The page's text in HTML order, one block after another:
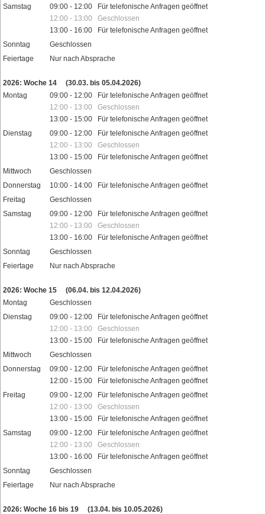
Samstag
09:00 - 12:00 Für telefonische Anfragen geöffnet
12:00 - 13:00 Geschlossen
13:00 - 16:00 Für telefonische Anfragen geöffnet
Sonntag
Geschlossen
Feiertage
Nur nach Absprache
2026: Woche 14
(30.03. bis 05.04.2026)
Montag
09:00 - 12:00 Für telefonische Anfragen geöffnet
12:00 - 13:00 Geschlossen
13:00 - 15:00 Für telefonische Anfragen geöffnet
Dienstag
09:00 - 12:00 Für telefonische Anfragen geöffnet
12:00 - 13:00 Geschlossen
13:00 - 15:00 Für telefonische Anfragen geöffnet
Mittwoch
Geschlossen
Donnerstag
10:00 - 14:00 Für telefonische Anfragen geöffnet
Freitag
Geschlossen
Samstag
09:00 - 12:00 Für telefonische Anfragen geöffnet
12:00 - 13:00 Geschlossen
13:00 - 16:00 Für telefonische Anfragen geöffnet
Sonntag
Geschlossen
Feiertage
Nur nach Absprache
2026: Woche 15
(06.04. bis 12.04.2026)
Montag
Geschlossen
Dienstag
09:00 - 12:00 Für telefonische Anfragen geöffnet
12:00 - 13:00 Geschlossen
13:00 - 15:00 Für telefonische Anfragen geöffnet
Mittwoch
Geschlossen
Donnerstag
09:00 - 12:00 Für telefonische Anfragen geöffnet
12:00 - 15:00 Für telefonische Anfragen geöffnet
Freitag
09:00 - 12:00 Für telefonische Anfragen geöffnet
12:00 - 13:00 Geschlossen
13:00 - 15:00 Für telefonische Anfragen geöffnet
Samstag
09:00 - 12:00 Für telefonische Anfragen geöffnet
12:00 - 13:00 Geschlossen
13:00 - 16:00 Für telefonische Anfragen geöffnet
Sonntag
Geschlossen
Feiertage
Nur nach Absprache
2026: Woche 16 bis 19
(13.04. bis 10.05.2026)